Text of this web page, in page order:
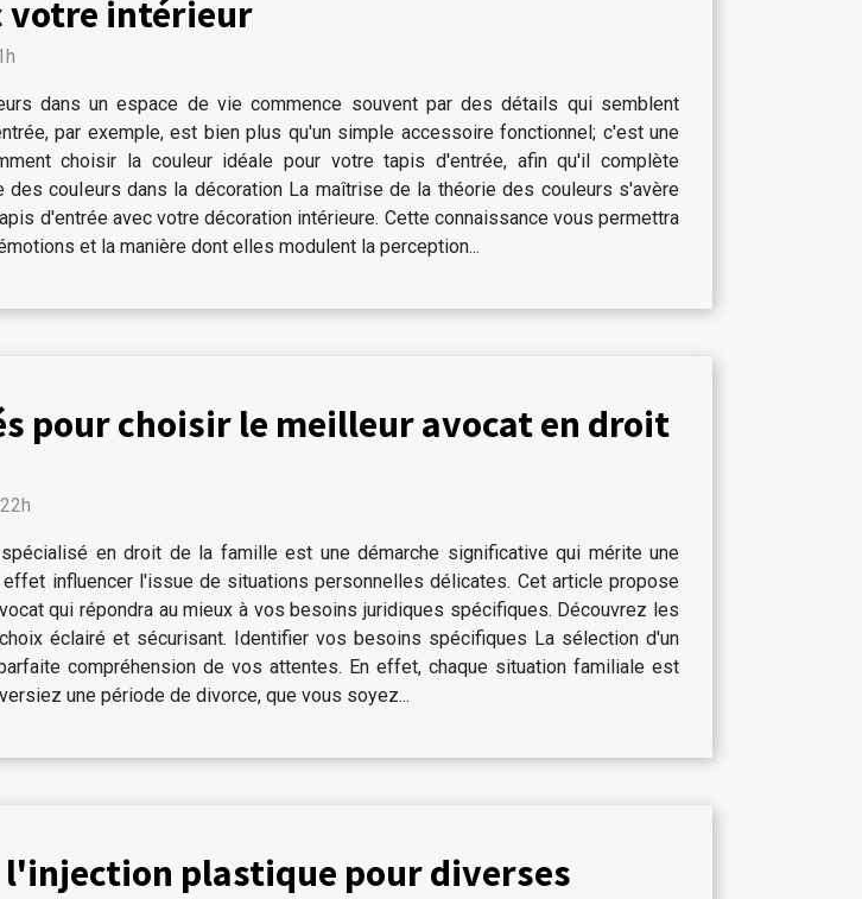
votre intérieur
dans un espace de vie commence souvent par des détails qui semblent
par exemple, est bien plus qu'un simple accessoire fonctionnel; c'est une
choisir la couleur idéale pour votre tapis d'entrée, afin qu'il complète
couleurs dans la décoration La maîtrise de la théorie des couleurs s'avère
d'entrée avec votre décoration intérieure. Cette connaissance vous permettra
et la manière dont elles modulent la perception...
pour choisir le meilleur avocat en droit
spécialisé en droit de la famille est une démarche significative qui mérite une
influencer l'issue de situations personnelles délicates. Cet article propose
qui répondra au mieux à vos besoins juridiques spécifiques. Découvrez les
éclairé et sécurisant. Identifier vos besoins spécifiques La sélection d'un
compréhension de vos attentes. En effet, chaque situation familiale est
une période de divorce, que vous soyez...
l'injection plastique pour diverses